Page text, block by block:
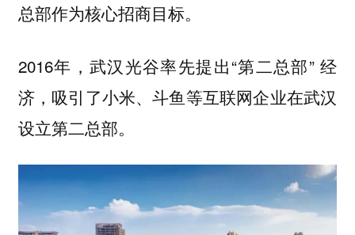
总部作为核心招商目标。
2016年，武汉光谷率先提出“第二总部” 经
济，吸引了小米、斗鱼等互联网企业在武汉
设立第二总部。